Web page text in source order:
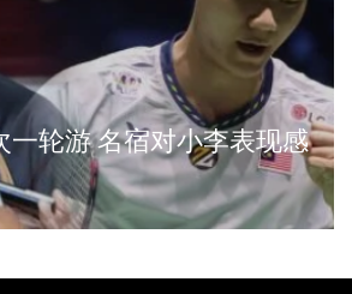
一轮游 名宿对小李表现感